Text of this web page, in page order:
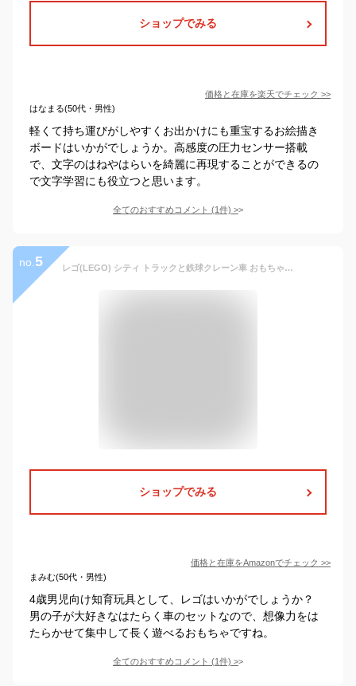
ショップでみる
価格と在庫を楽天でチェック >>
はなまる(50代・男性)
軽くて持ち運びがしやすくお出かけにも重宝するお絵描き
ボードはいかがでしょうか。高感度の圧力センサー搭載
で、文字のはねやはらいを綺麗に再現することができるの
で文字学習にも役立つと思います。
全てのおすすめコメント (1件) >
no. 5 レゴ(LEGO) シティ トラックと鉄球クレーン車 おもちゃ 玩具 プレゼント 誕生日 ブロック 知育 クリスマス 男の子 女の子 子供 4歳 5歳 6歳 乗り物 車 ミニカー 60391
ショップでみる
価格と在庫をAmazonでチェック >>
まみむ(50代・男性)
4歳男児向け知育玩具として、レゴはいかがでしょうか？
男の子が大好きなはたらく車のセットなので、想像力をは
たらかせて集中して長く遊べるおもちゃですね。
全てのおすすめコメント (1件) >